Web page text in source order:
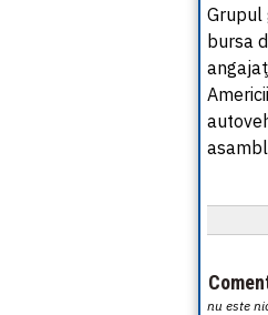
Grupul
bursa
nu este